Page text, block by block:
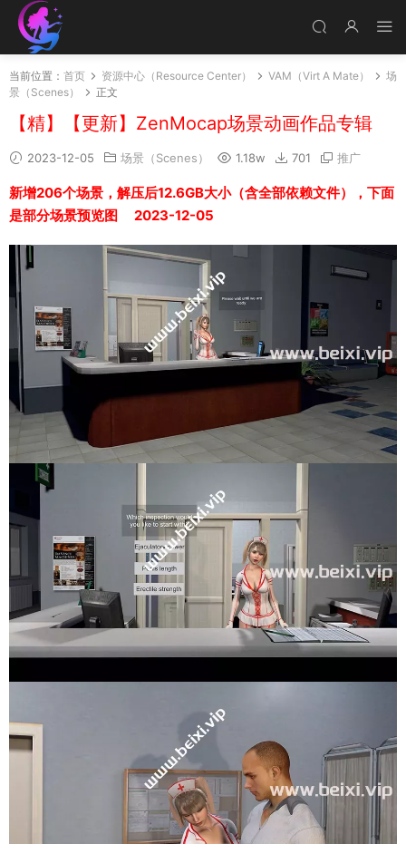
当前位置： 首页 资源中心（Resource Center） VAM（Virt A Mate）
场
景（Scenes）
正文
【精】【更新】ZenMocap场景动画作品专辑
2023-12-05 场景（Scenes） 1.18w 701 推广
新增206个场景，解压后12.6GB大小（含全部依赖文件），下面
是部分场景预览图 2023-12-05